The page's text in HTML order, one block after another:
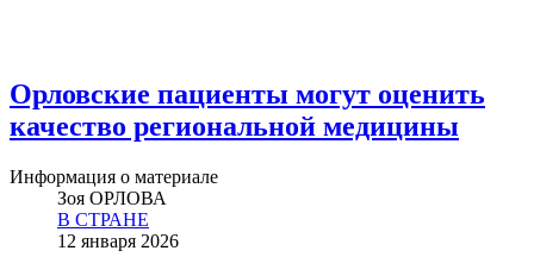
Орловские пациенты могут оценить
качество региональной медицины
Информация о материале
Зоя ОРЛОВА
В СТРАНЕ
12 января 2026